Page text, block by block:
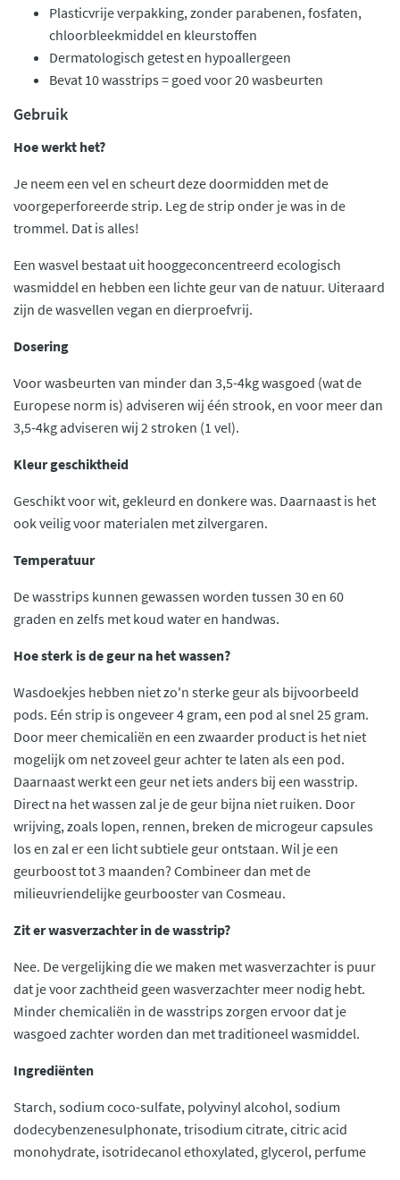
Plasticvrije verpakking, zonder parabenen, fosfaten,
chloorbleekmiddel en kleurstoffen
Dermatologisch getest en hypoallergeen
Bevat 10 wasstrips = goed voor 20 wasbeurten
Gebruik
Hoe werkt het?
Je neem een vel en scheurt deze doormidden met de
voorgeperforeerde strip. Leg de strip onder je was in de
trommel. Dat is alles!
Een wasvel bestaat uit hooggeconcentreerd ecologisch
wasmiddel en hebben een lichte geur van de natuur. Uiteraard
zijn de wasvellen vegan en dierproefvrij.
Dosering
Voor wasbeurten van minder dan 3,5-4kg wasgoed (wat de
Europese norm is) adviseren wij één strook, en voor meer dan
3,5-4kg adviseren wij 2 stroken (1 vel).
Kleur geschiktheid
Geschikt voor wit, gekleurd en donkere was. Daarnaast is het
ook veilig voor materialen met zilvergaren.
Temperatuur
De wasstrips kunnen gewassen worden tussen 30 en 60
graden en zelfs met koud water en handwas.
Hoe sterk is de geur na het wassen?
Wasdoekjes hebben niet zo'n sterke geur als bijvoorbeeld
pods. Eén strip is ongeveer 4 gram, een pod al snel 25 gram.
Door meer chemicaliën en een zwaarder product is het niet
mogelijk om net zoveel geur achter te laten als een pod.
Daarnaast werkt een geur net iets anders bij een wasstrip.
Direct na het wassen zal je de geur bijna niet ruiken. Door
wrijving, zoals lopen, rennen, breken de microgeur capsules
los en zal er een licht subtiele geur ontstaan. Wil je een
geurboost tot 3 maanden? Combineer dan met de
milieuvriendelijke geurbooster van Cosmeau.
Zit er wasverzachter in de wasstrip?
Nee. De vergelijking die we maken met wasverzachter is puur
dat je voor zachtheid geen wasverzachter meer nodig hebt.
Minder chemicaliën in de wasstrips zorgen ervoor dat je
wasgoed zachter worden dan met traditioneel wasmiddel.
Ingrediënten
Starch, sodium coco-sulfate, polyvinyl alcohol, sodium
dodecybenzenesulphonate, trisodium citrate, citric acid
monohydrate, isotridecanol ethoxylated, glycerol, perfume